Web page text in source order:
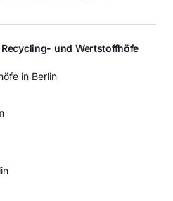
und Wertstoffhöfe
in Berlin